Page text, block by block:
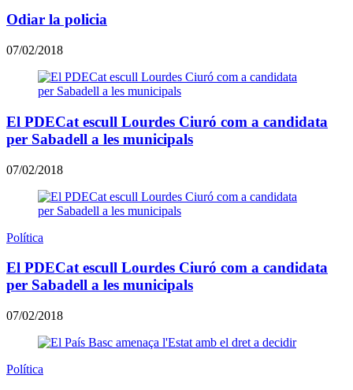
Odiar la policia
07/02/2018
El PDECat escull Lourdes Ciuró com a candidata
per Sabadell a les municipals
07/02/2018
Política
El PDECat escull Lourdes Ciuró com a candidata
per Sabadell a les municipals
07/02/2018
Política